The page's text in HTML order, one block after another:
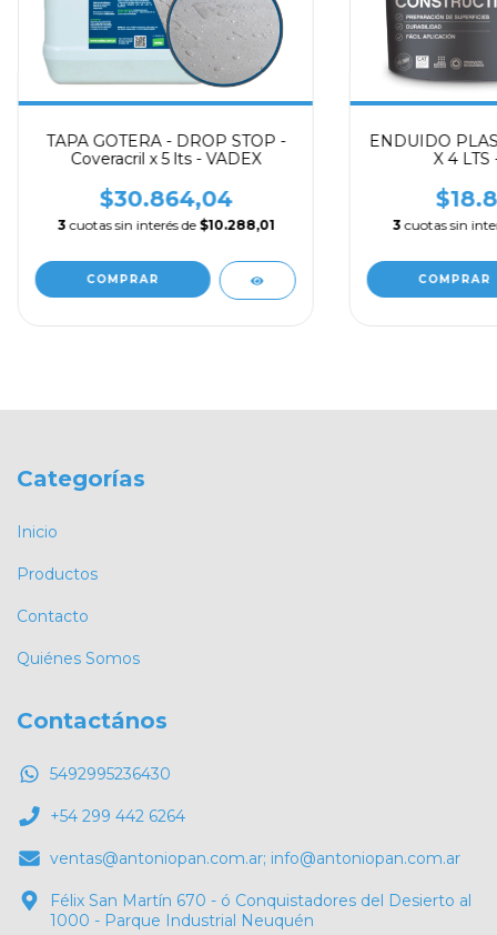
TAPA GOTERA - DROP STOP -
Coveracril x 5 lts - VADEX
$30.864,04
3 cuotas sin interés de $10.288,01
ENDUIDO
X 4 LTS
3 cuotas sin
Categorías
Inicio
Productos
Contacto
Quiénes Somos
Contactános
5492995236430
+54 299 442 6264
ventas@antoniopan.com.ar; info@antoniopan.com.ar
Félix San Martín 670 - ó Conquistadores del Desierto al
1000 - Parque Industrial Neuquén